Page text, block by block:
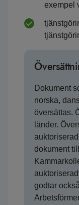
exempel
Dokument
norska,
översättas.
länder.
dokument
godtar